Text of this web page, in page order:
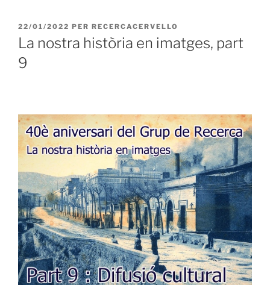
PUBLICAT
A
22/01/2022 PER RECERCACERVELLO
La nostra història en imatges, part
9